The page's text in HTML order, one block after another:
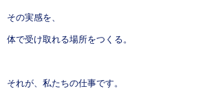
その実感を、
体で受け取れる場所をつくる。
それが、私たちの仕事です。